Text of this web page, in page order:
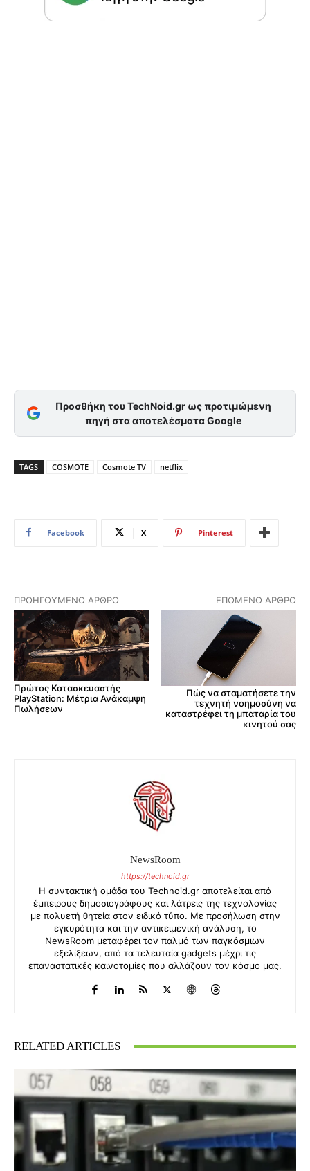
Προσθήκη του TechNoid.gr ως προτιμώμενη
πηγή στα αποτελέσματα Google
TAGS COSMOTE Cosmote TV netflix
Facebook X Pinterest
ΠΡΟΗΓΟΎΜΕΝΟ ΆΡΘΡΟ
Πρώτος Κατασκευαστής
PlayStation: Μέτρια Ανάκαμψη
Πωλήσεων
ΕΠΌΜΕΝΟ ΆΡΘΡΟ
Πώς να σταματήσετε την
τεχνητή νοημοσύνη να
καταστρέφει τη μπαταρία του
κινητού σας
NewsRoom
https://technoid.gr
Η συντακτική ομάδα του Technoid.gr αποτελείται από
έμπειρους δημοσιογράφους και λάτρεις της τεχνολογίας
με πολυετή θητεία στον ειδικό τύπο. Με προσήλωση στην
εγκυρότητα και την αντικειμενική ανάλυση, το
NewsRoom μεταφέρει τον παλμό των παγκόσμιων
εξελίξεων, από τα τελευταία gadgets μέχρι τις
επαναστατικές καινοτομίες που αλλάζουν τον κόσμο μας.
RELATED ARTICLES